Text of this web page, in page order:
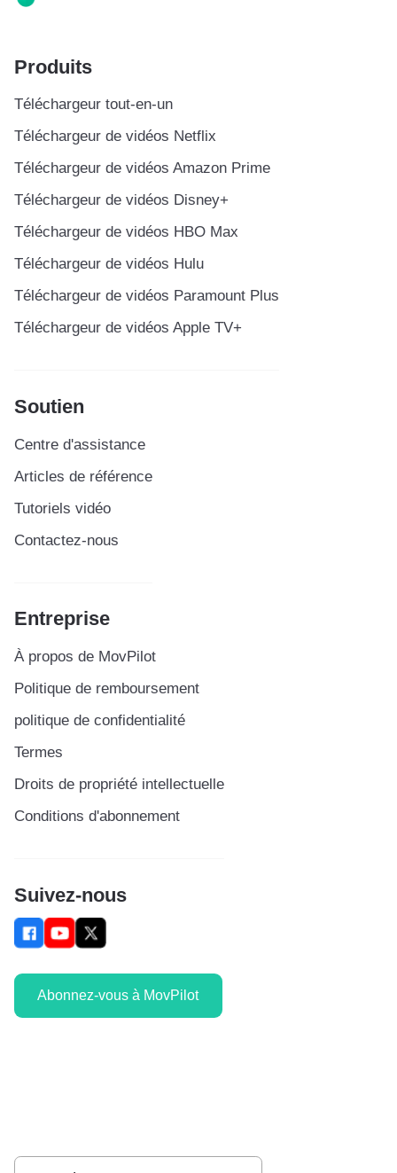
Produits
Téléchargeur tout-en-un
Téléchargeur de vidéos Netflix
Téléchargeur de vidéos Amazon Prime
Téléchargeur de vidéos Disney+
Téléchargeur de vidéos HBO Max
Téléchargeur de vidéos Hulu
Téléchargeur de vidéos Paramount Plus
Téléchargeur de vidéos Apple TV+
Soutien
Centre d'assistance
Articles de référence
Tutoriels vidéo
Contactez-nous
Entreprise
À propos de MovPilot
Politique de remboursement
politique de confidentialité
Termes
Droits de propriété intellectuelle
Conditions d'abonnement
Suivez-nous
Abonnez-vous à MovPilot